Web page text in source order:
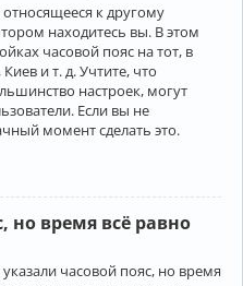
к другому
находитесь вы. В этом
часовой пояс на тот, в
и т. д. Учтите, что
настроек, могут
Если вы не
момент сделать это.
но время всё равно
часовой пояс, но время